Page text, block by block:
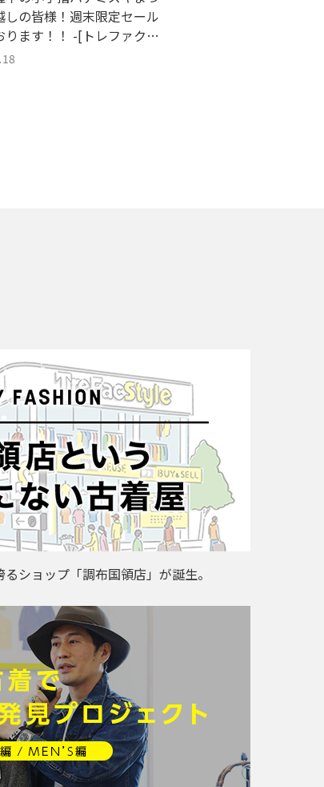
しの皆様！週末限定セール
ります！！ -[トレファクス
指店]
ショップ「調布国領店」が誕生。